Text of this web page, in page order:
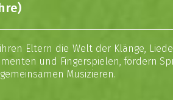
Eltern die Welt der Klänge,
und Fingerspielen, fördern
Musizieren.